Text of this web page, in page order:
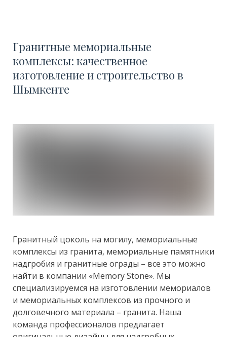
Гранитные мемориальные
комплексы: качественное
изготовление и строительство в
Шымкенте
Гранитный цоколь на могилу, мемориальные
комплексы из гранита, мемориальные памятники
надгробия и гранитные ограды – все это можно
найти в компании «Memory Stone». Мы
специализируемся на изготовлении мемориалов
и мемориальных комплексов из прочного и
долговечного материала – гранита. Наша
команда профессионалов предлагает